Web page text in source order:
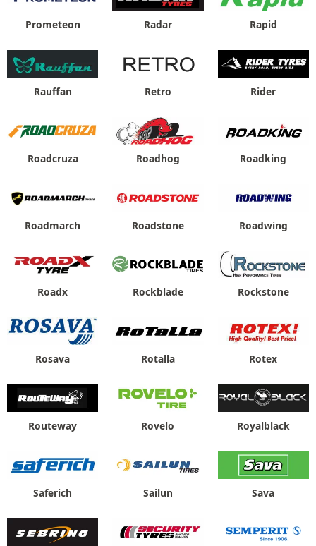
Prometeon Radar Rapid
Rauffan Retro Rider
Roadcruza Roadhog Roadking
Roadmarch Roadstone Roadwing
Roadx Rockblade Rockstone
Rosava Rotalla Rotex
Routeway Rovelo Royalblack
Saferich Sailun Sava